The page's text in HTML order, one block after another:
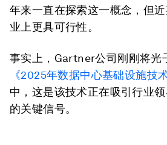
年来一直在探索这一概念，但
业上更具可行性。
事实上，Gartner公司刚刚将光
《2025年数据中心基础设施技
中，这是该技术正在吸引行业
的关键信号。